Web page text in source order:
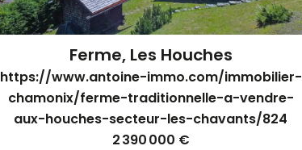
Ferme, Les Houches
https://www.antoine-immo.com/immobilier-
chamonix/ferme-traditionnelle-a-vendre-
aux-houches-secteur-les-chavants/824
2 390 000 €